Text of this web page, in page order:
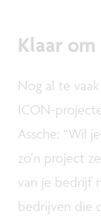
Klaar
Nog al te
ICON-
Assche: “Wil
zo’n project
van je bedrijf
bedrijven die